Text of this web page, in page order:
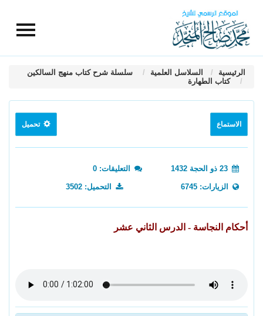
الرئيسية السلاسل العلمية
سلسلة شرح كتاب منهج السالكين
كتاب الطهارة
الاستماع تحميل
التعليقات: 0
الزيارات: 6745 التحميل: 3502
أحكام النجاسة - الدرس الثاني عشر